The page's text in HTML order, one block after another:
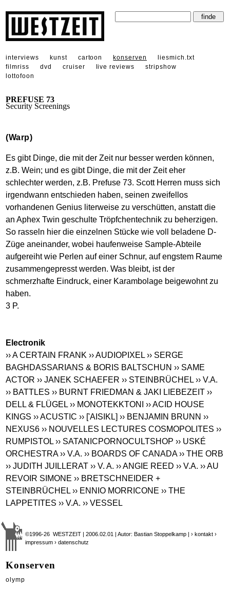
interviews kunst cartoon konserven
liesmich.txt
filmriss
dvd cruiser live reviews
stripshow
lottofoon
PREFUSE 73
Security Screenings
(Warp)
Es gibt Dinge, die mit der Zeit nur besser werden können,
z.B. Wein; und es gibt Dinge, die mit der Zeit eher
schlechter werden, z.B. Prefuse 73. Scott Herren muss sich
irgendwann entschieden haben, seinen zweifellos
vorhandenen Genius literweise zu verschütten, anstatt die
an Aphex Twin geschulte Tröpfchentechnik zu beherzigen.
So rasseln hier die einzelnen Stücke wie voll beladene D-
Züge aneinander, wobei haufenweise Sample-Abteile
aufgereiht wie Perlen auf einer Schnur, auf engstem Raume
zusammengepresst werden. Was bleibt, ist der
schmerzhafte Eindruck, einer Karambolage beigewohnt zu
haben.
3 P.
Electronik
›› A CERTAIN FRANK ›› AUDIOPIXEL ›› SERGE
BAGHDASSARIANS & BORIS BALTSCHUN ›› SAME
ACTOR ›› JANEK SCHAEFER ›› STEINBRÜCHEL ›› V.A.
›› BATTLES ›› BURNT FRIEDMAN & JAKI LIEBEZEIT ››
DELL & FLÜGEL ›› MONOTEKKTONI
›› ACID HOUSE
KINGS ›› ACUSTIC ›› ['AISIKL] ›› BENJAMIN BRUNN ››
NEXUS6 ›› NOUVELLES LECTURES COSMOPOLITES ››
RUMPISTOL ›› SATANICPORNOCULTSHOP ›› USKÉ
ORCHESTRA ›› V.A. ›› BOARDS OF CANADA ›› THE ORB
›› JUDITH JUILLERAT ›› V. A. ›› ANGIE REED ›› V.A. ›› AU
REVOIR SIMONE ›› BRETSCHNEIDER +
STEINBRÜCHEL ›› ENNIO MORRICONE ›› THE
LAPPETITES ›› V.A. ›› VESSEL
©1996-26 WESTZEIT | 2006.02.01 | Autor: Bastian Stoppelkamp |› kontakt ›
impressum › datenschutz
Konserven
olymp